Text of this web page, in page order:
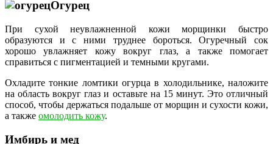
Огурец
При сухой неувлажненной кожи морщинки быстро
образуются и с ними труднее бороться. Огуречный сок
хорошо увлажняет кожу вокруг глаз, а также помогает
справиться с пигментацией и темными кругами.
Охладите тонкие ломтики огурца в холодильнике, наложите
на область вокруг глаз и оставьте на 15 минут. Это отличный
способ, чтобы держаться подальше от морщин и сухости кожи,
а также омолодить кожу.
Имбирь и мед